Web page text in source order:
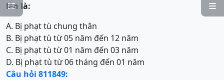


lên là:
A. Bị phạt tù chung thân
B. Bị phạt tù từ 05 năm đến 12 năm
C. Bị phạt tù từ 01 năm đến 03 năm
D. Bị phạt tù từ 06 tháng đến 01 năm
Câu hỏi 811849: